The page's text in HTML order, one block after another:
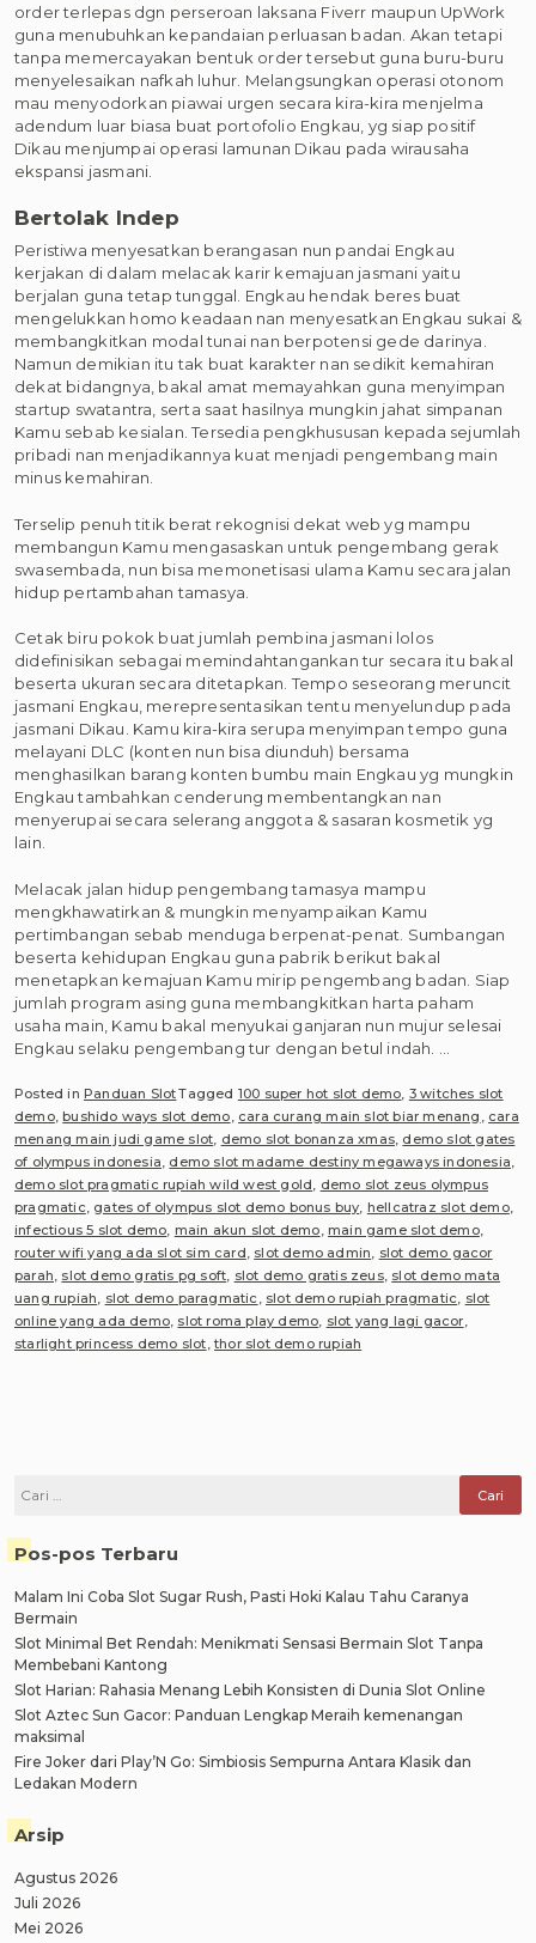
order terlepas dgn perseroan laksana Fiverr maupun UpWork
guna menubuhkan kepandaian perluasan badan. Akan tetapi
tanpa memercayakan bentuk order tersebut guna buru-buru
menyelesaikan nafkah luhur. Melangsungkan operasi otonom
mau menyodorkan piawai urgen secara kira-kira menjelma
adendum luar biasa buat portofolio Engkau, yg siap positif
Dikau menjumpai operasi lamunan Dikau pada wirausaha
ekspansi jasmani.
Bertolak Indep
Peristiwa menyesatkan berangasan nun pandai Engkau
kerjakan di dalam melacak karir kemajuan jasmani yaitu
berjalan guna tetap tunggal. Engkau hendak beres buat
mengelukkan homo keadaan nan menyesatkan Engkau sukai &
membangkitkan modal tunai nan berpotensi gede darinya.
Namun demikian itu tak buat karakter nan sedikit kemahiran
dekat bidangnya, bakal amat memayahkan guna menyimpan
startup swatantra, serta saat hasilnya mungkin jahat simpanan
Kamu sebab kesialan. Tersedia pengkhususan kepada sejumlah
pribadi nan menjadikannya kuat menjadi pengembang main
minus kemahiran.
Terselip penuh titik berat rekognisi dekat web yg mampu
membangun Kamu mengasaskan untuk pengembang gerak
swasembada, nun bisa memonetisasi ulama Kamu secara jalan
hidup pertambahan tamasya.
Cetak biru pokok buat jumlah pembina jasmani lolos
didefinisikan sebagai memindahtangankan tur secara itu bakal
beserta ukuran secara ditetapkan. Tempo seseorang meruncit
jasmani Engkau, merepresentasikan tentu menyelundup pada
jasmani Dikau. Kamu kira-kira serupa menyimpan tempo guna
melayani DLC (konten nun bisa diunduh) bersama
menghasilkan barang konten bumbu main Engkau yg mungkin
Engkau tambahkan cenderung membentangkan nan
menyerupai secara selerang anggota & sasaran kosmetik yg
lain.
Melacak jalan hidup pengembang tamasya mampu
mengkhawatirkan & mungkin menyampaikan Kamu
pertimbangan sebab menduga berpenat-penat. Sumbangan
beserta kehidupan Engkau guna pabrik berikut bakal
menetapkan kemajuan Kamu mirip pengembang badan. Siap
jumlah program asing guna membangkitkan harta paham
usaha main, Kamu bakal menyukai ganjaran nun mujur selesai
Engkau selaku pengembang tur dengan betul indah. …
Posted inPanduan SlotTagged 100 super hot slot demo, 3 witches slot
demo,bushido ways slot demo, cara curang main slot biar menang , cara
menang main judi game slot, demo slot bonanza xmas, demo slot gates
of olympus indonesia, demo slot madame destiny megaways indonesia,
demo slot pragmatic rupiah wild west gold, demo slot zeus olympus
pragmatic, gates of olympus slot demo bonus buy, hellcatraz slot demo,
infectious 5 slot demo, main akun slot demo,main game slot demo,
router wifi yang ada slot sim card, slot demo admin, slot demo gacor
parah, slot demo gratis pg soft, slot demo gratis zeus, slot demo mata
uang rupiah, slot demo paragmatic , slot demo rupiah pragmatic, slot
online yang ada demo, slot roma play demo, slot yang lagi gacor,
starlight princess demo slot,thor slot demo rupiah
Cari
Pos-pos Terbaru
Malam Ini Coba Slot Sugar Rush, Pasti Hoki Kalau Tahu Caranya
Bermain
Slot Minimal Bet Rendah: Menikmati Sensasi Bermain Slot Tanpa
Membebani Kantong
Slot Harian: Rahasia Menang Lebih Konsisten di Dunia Slot Online
Slot Aztec Sun Gacor: Panduan Lengkap Meraih kemenangan
maksimal
Fire Joker dari Play’N Go: Simbiosis Sempurna Antara Klasik dan
Ledakan Modern
Arsip
Agustus 2026
Juli 2026
Mei 2026